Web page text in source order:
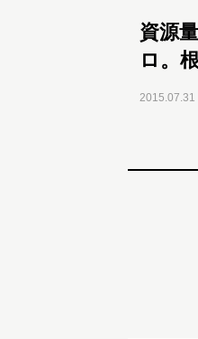
資源
ロ。
2015.07.31